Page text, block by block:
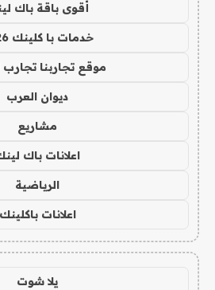
أقوى باقة باك
خدمات با كلينك 2026
موقع تجاربنا تجارب
ديوان العرب
مشاريع
اعلانات باك
الرياضية
اعلانات باكلينك
يلا شوت